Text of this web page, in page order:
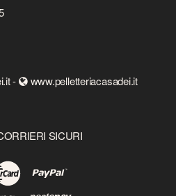
-
www.pelletteriacasadei.it
SICURI